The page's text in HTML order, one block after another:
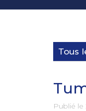
Tous
Publié le